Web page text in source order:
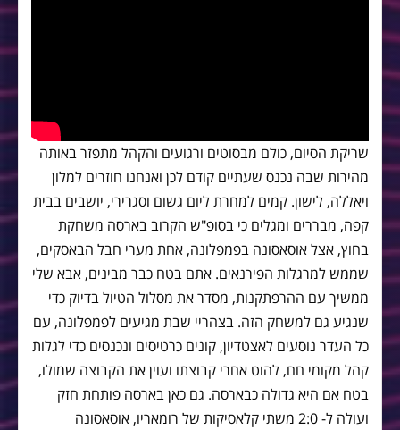
שריקת הסיום, כולם מבסוטים ורגועים והקהל מתפזר באותה
מהירות שבה נכנס שעתיים קודם לכן ואנחנו חוזרים למלון
ויאללה, לישון. קמים למחרת ליום גשום וסגרירי, יושבים בבית
קפה, מבררים ומגלים כי בסופ"ש הקרוב בארסה משחקת
בחוץ, אצל אוסאסונה בפמפלונה, אחת מערי חבל הבאסקים,
שממש למרגלות הפירנאים. אתם בטח כבר מבינים, אבא שלי
ממשיך עם ההרפתקנות, מסדר את מסלול הטיול בדיוק כדי
שנגיע גם למשחק הזה. בצהריי שבת מגיעים לפמפלונה, עם
כל העדר נוסעים לאצטדיון, קונים כרטיסים ונכנסים כדי לגלות
קהל מקומי חם, להוט אחרי קבוצתו ועוין את הקבוצה שמולו,
בטח אם היא גדולה כבארסה. גם כאן בארסה פותחת חזק
ועולה ל- 2:0 משתי קלאסיקות של רומאריו, אוסאסונה